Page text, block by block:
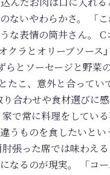
ないやわらかさ。 「
な表情の筒井さん。 C
クラとオリーブソース
らとソーセージと野菜
たこ、意外と合ってい
合わせや食材選びに
で常に料理をしてい
うものを食したいとい
張った席では味わえ
なるのが現実。 「コ